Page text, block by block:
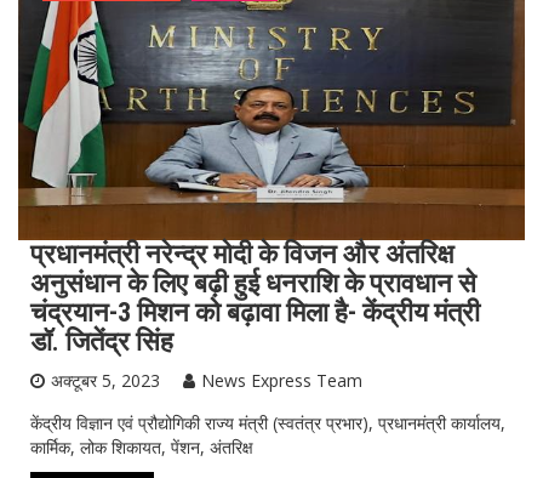
प्रधानमंत्री नरेन्द्र मोदी के विजन और अंतरिक्ष
अनुसंधान के लिए बढ़ी हुई धनराशि के प्रावधान से
चंद्रयान-3 मिशन को बढ़ावा मिला है- केंद्रीय मंत्री
डॉ. जितेंद्र सिंह
अक्टूबर 5, 2023
News Express Team
केंद्रीय विज्ञान एवं प्रौद्योगिकी राज्य मंत्री (स्वतंत्र प्रभार), प्रधानमंत्री कार्यालय,
कार्मिक, लोक शिकायत, पेंशन, अंतरिक्ष